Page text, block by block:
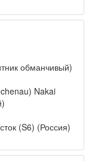
обманчивый)
Nakai
(S6) (Россия)